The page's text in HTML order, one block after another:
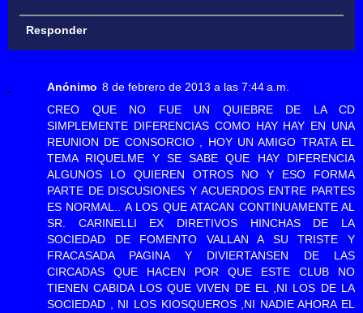
Responder
Anónimo 8 de febrero de 2013 a las 7:44 a.m.
CREO QUE NO FUE UN QUIEBRE DE LA CD
SIMPLEMENTE DIFERENCIAS COMO HAY HAY EN UNA
REUNION DE CONSORCIO , HOY UN AMIGO TRATA EL
TEMA RIQUELME Y SE SABE QUE HAY DIFERENCIA
ALGUNOS LO QUIEREN OTROS NO Y ESO FORMA
PARTE DE DISCUSIONES Y ACUERDOS ENTRE PARTES
ES NORMAL.. A LOS QUE ATACAN CONTINUAMENTE AL
SR. CARINELLI EX DIRETIVOS HINCHAS DE LA
SOCIEDAD DE FOMENTO VALLAN A SU TRISTE Y
FRACASADA PAGINA Y DIVIERTANSEN DE LAS
CIRCADAS QUE HACEN POR QUE ESTE CLUB NO
TIENEN CABIDA LOS QUE VIVEN DE EL ,NI LOS DE LA
SOCIEDAD , NI LOS KIOSQUEROS ,NI NADIE AHORA EL